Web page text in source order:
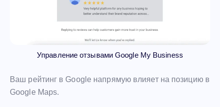
Управление отзывами Google My Business
Ваш рейтинг в Google напрямую влияет на позицию в
Google Maps.